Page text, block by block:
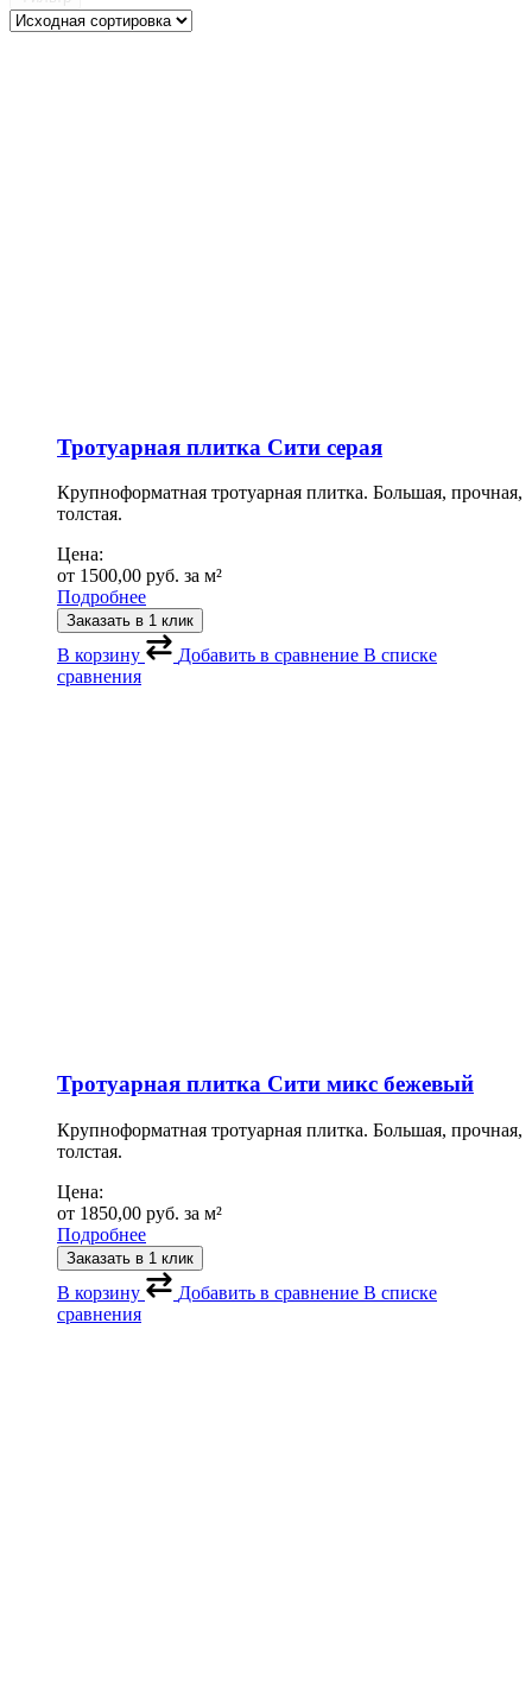
Тротуарная плитка Сити cерая
Крупноформатная тротуарная плитка. Большая, прочная,
толстая.
Цена:
от 1500,00 руб. за м²
Подробнее
Заказать в 1 клик
В корзину Добавить в сравнение В списке
сравнения
Тротуарная плитка Сити микс бежевый
Крупноформатная тротуарная плитка. Большая, прочная,
толстая.
Цена:
от 1850,00 руб. за м²
Подробнее
Заказать в 1 клик
В корзину Добавить в сравнение В списке
сравнения